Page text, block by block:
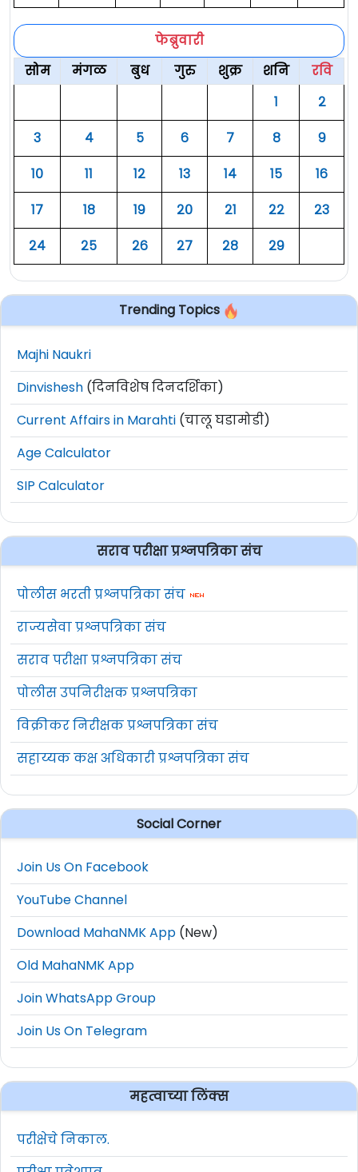
फेब्रुवारी
सोम
मंगळ बुध गुरु शुक्र शनि
रवि
१
२
३
४ ५ ६ ७ ८
९
१०
११ १२ १३ १४ १५
१६
१७
१८ १९ २० २१ २२
२३
२४
२५ २६ २७ २८ २९
Trending Topics
Majhi Naukri
Dinvishesh (दिनविशेष दिनदर्शिका)
Current Affairs in Marahti (चालू घडामोडी)
Age Calculator
SIP Calculator
सराव परीक्षा प्रश्नपत्रिका संच
पोलीस भरती प्रश्नपत्रिका संच
राज्यसेवा प्रश्नपत्रिका संच
सराव परीक्षा प्रश्नपत्रिका संच
पोलीस उपनिरीक्षक प्रश्नपत्रिका
विक्रीकर निरीक्षक प्रश्नपत्रिका संच
सहाय्यक कक्ष अधिकारी प्रश्नपत्रिका संच
Social Corner
Join Us On Facebook
YouTube Channel
Download MahaNMK App (New)
Old MahaNMK App
Join WhatsApp Group
Join Us On Telegram
महत्वाच्या लिंक्स
परीक्षेचे निकाल.